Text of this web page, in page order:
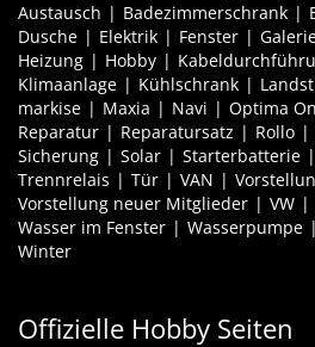
Austausch
Badezimmerschrank
Dusche
Elektrik Fenster
Heizung
Hobby
Klimaanlage
Kühlschrank
markise
Maxia Navi Optima
Reparatur
Reparatursatz Rollo
Sicherung
Solar Starterbatterie
Trennrelais
Tür VAN
Vorstellung neuer Mitglieder
VW
Wasser im Fenster
Wasserpumpe
Winter
Offizielle Hobby Seiten